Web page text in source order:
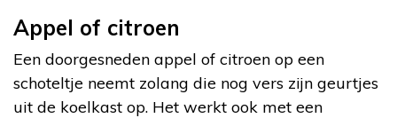
Appel of citroen
Een doorgesneden appel of citroen op een
schoteltje neemt zolang die nog vers zijn geurtjes
uit de koelkast op. Het werkt ook met een